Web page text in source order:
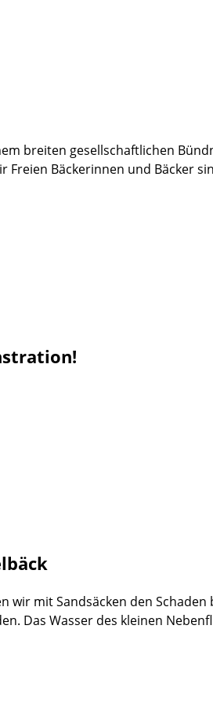
breiten gesellschaftlichen
Freien Bäckerinnen und Bäcker
wir mit Sandsäcken den Schaden
Das Wasser des kleinen